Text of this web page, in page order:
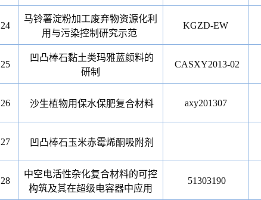
24
马铃薯淀粉加工废弃物资源化利
用与污染控制研究示范
KGZD-EW
25
凹凸棒石黏土类玛雅蓝颜料的
研制
CASXY2013-02
26 沙生植物用保水保肥复合材料 axy201307
27 凹凸棒石玉米赤霉烯酮吸附剂
28
中空电活性杂化复合材料的可控
构筑及其在超级电容器中应用
51303190